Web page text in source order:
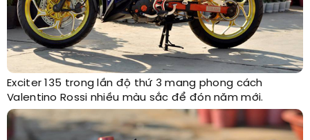
Exciter 135 trong lần độ thứ 3 mang phong cách
Valentino Rossi nhiều màu sắc để đón năm mới.